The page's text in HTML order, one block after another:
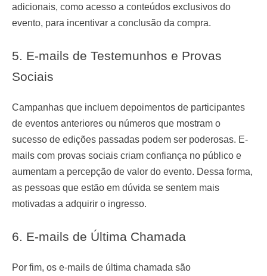
adicionais, como acesso a conteúdos exclusivos do
evento, para incentivar a conclusão da compra.
5. E-mails de Testemunhos e Provas
Sociais
Campanhas que incluem depoimentos de participantes
de eventos anteriores ou números que mostram o
sucesso de edições passadas podem ser poderosas. E-
mails com provas sociais criam confiança no público e
aumentam a percepção de valor do evento. Dessa forma,
as pessoas que estão em dúvida se sentem mais
motivadas a adquirir o ingresso.
6. E-mails de Última Chamada
Por fim, os e-mails de última chamada são